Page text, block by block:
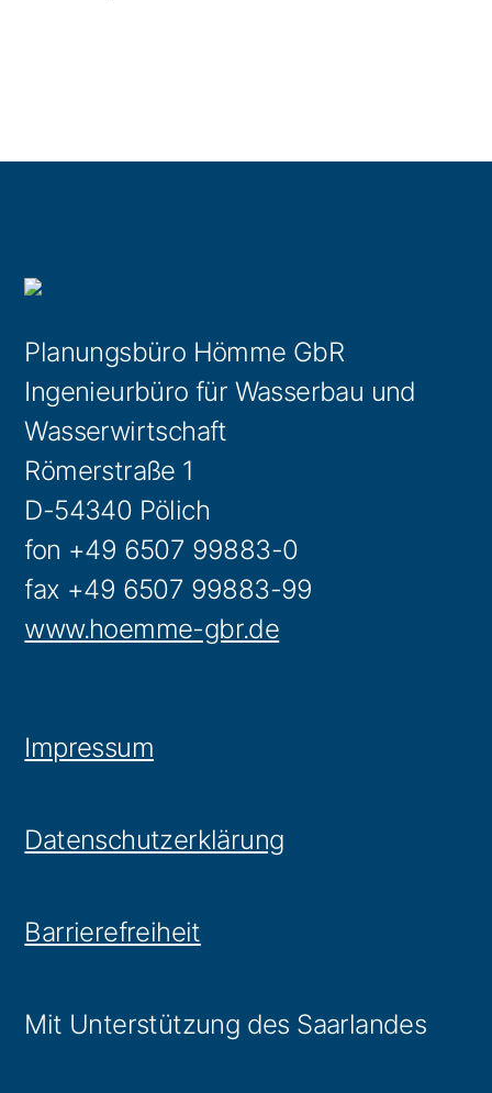
Planungsbüro Hömme GbR
Ingenieurbüro für Wasserbau und
Wasserwirtschaft
Römerstraße 1
D-54340 Pölich
fon +49 6507 99883-0
fax +49 6507 99883-99
www.hoemme-gbr.de
Impressum
Datenschutzerklärung
Barrierefreiheit
Mit Unterstützung des Saarlandes